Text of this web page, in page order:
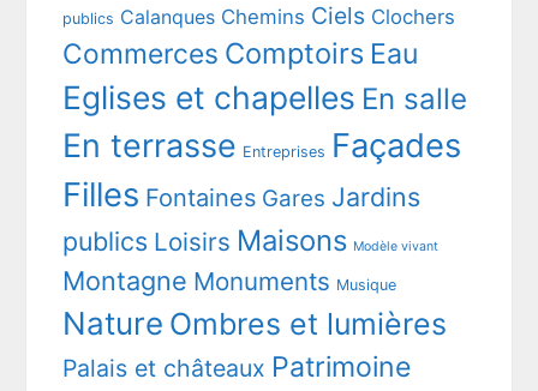
publics Calanques Chemins Ciels Clochers
Commerces Comptoirs Eau
Eglises et chapelles En salle
En terrasse Entreprises Façades
Filles Fontaines Gares Jardins
publics Loisirs Maisons Modèle vivant
Montagne Monuments Musique
Nature Ombres et lumières
Palais et châteaux Patrimoine